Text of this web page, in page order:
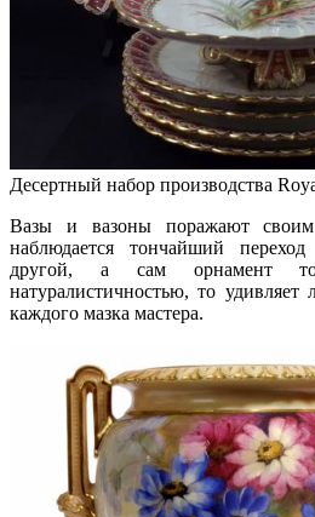
Десертный набор производства
Вазы и вазоны поражают своим
наблюдается тончайший
другой, а сам орнамент то
натуралистичностью, то
каждого мазка мастера.